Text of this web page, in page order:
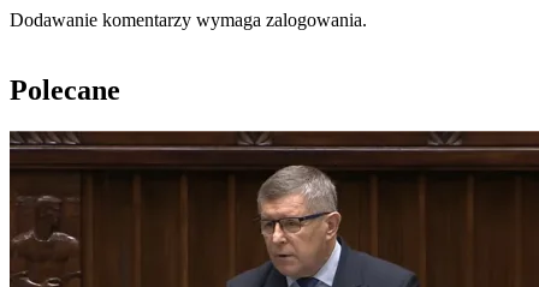
Dodawanie komentarzy wymaga zalogowania.
Polecane